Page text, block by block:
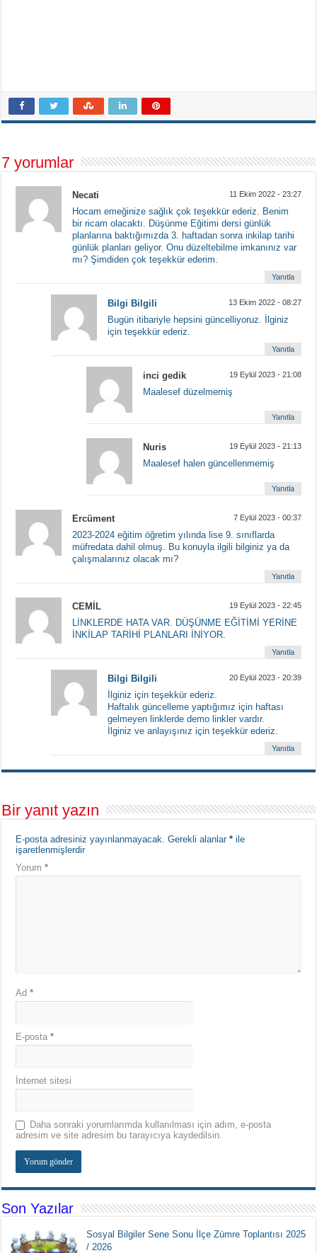
7 yorumlar
Necati 11 Ekim 2022 - 23:27
Hocam emeğinize sağlık çok teşekkür ederiz. Benim
bir ricam olacaktı. Düşünme Eğitimi dersi günlük
planlarına baktığımızda 3. haftadan sonra inkilap tarihi
günlük planları geliyor. Onu düzeltebilme imkanınız var
mı? Şimdiden çok teşekkür ederim.
Yanıtla
Bilgi Bilgili 13 Ekim 2022 - 08:27
Bugün itibariyle hepsini güncelliyoruz. İlginiz
için teşekkür ederiz.
Yanıtla
inci gedik 19 Eylül 2023 - 21:08
Maalesef düzelmemiş
Yanıtla
Nuris 19 Eylül 2023 - 21:13
Maalesef halen güncellenmemiş
Yanıtla
Ercüment 7 Eylül 2023 - 00:37
2023-2024 eğitim öğretim yılında lise 9. sınıflarda
müfredata dahil olmuş. Bu konuyla ilgili bilginiz ya da
çalışmalarınız olacak mı?
Yanıtla
CEMİL 19 Eylül 2023 - 22:45
LİNKLERDE HATA VAR. DÜŞÜNME EĞİTİMİ YERİNE
İNKİLAP TARİHİ PLANLARI İNİYOR.
Yanıtla
Bilgi Bilgili 20 Eylül 2023 - 20:39
İlginiz için teşekkür ederiz.
Haftalık güncelleme yaptığımız için haftası
gelmeyen linklerde demo linkler vardır.
İlginiz ve anlayışınız için teşekkür ederiz.
Yanıtla
Bir yanıt yazın
E-posta adresiniz yayınlanmayacak. Gerekli alanlar* ile
işaretlenmişlerdir
Yorum*
Ad*
E-posta*
İnternet sitesi
Daha sonraki yorumlarımda kullanılması için adım, e-posta
adresim ve site adresim bu tarayıcıya kaydedilsin.
Son Yazılar
Sosyal Bilgiler Sene Sonu İlçe Zümre Toplantısı 2025
/ 2026